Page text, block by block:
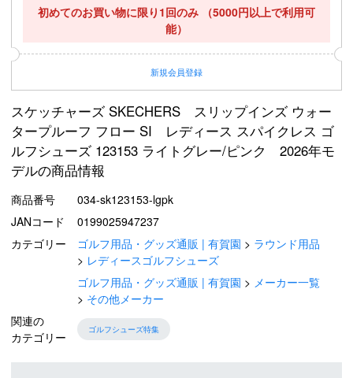
初めてのお買い物に限り1回のみ
（5000円以上で利用可
能）
新規会員登録
スケッチャーズ SKECHERS スリップインズ ウォー
タープルーフ フロー SI レディース スパイクレス ゴ
ルフシューズ 123153 ライトグレー/ピンク 2026年モ
デルの商品情報
商品番号
034-sk123153-lgpk
JANコード
0199025947237
カテゴリー
ゴルフ用品・グッズ通販 | 有賀園
ラウンド用品
レディースゴルフシューズ
ゴルフ用品・グッズ通販 | 有賀園
メーカー一覧
その他メーカー
関連の
カテゴリー
ゴルフシューズ特集